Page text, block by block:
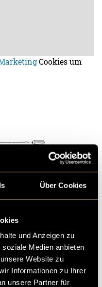
Über Cookies
und Anzeigen zu
Medien anbieten
Website zu
Informationen zu Ihrer
unsere Partner für
Cookies um